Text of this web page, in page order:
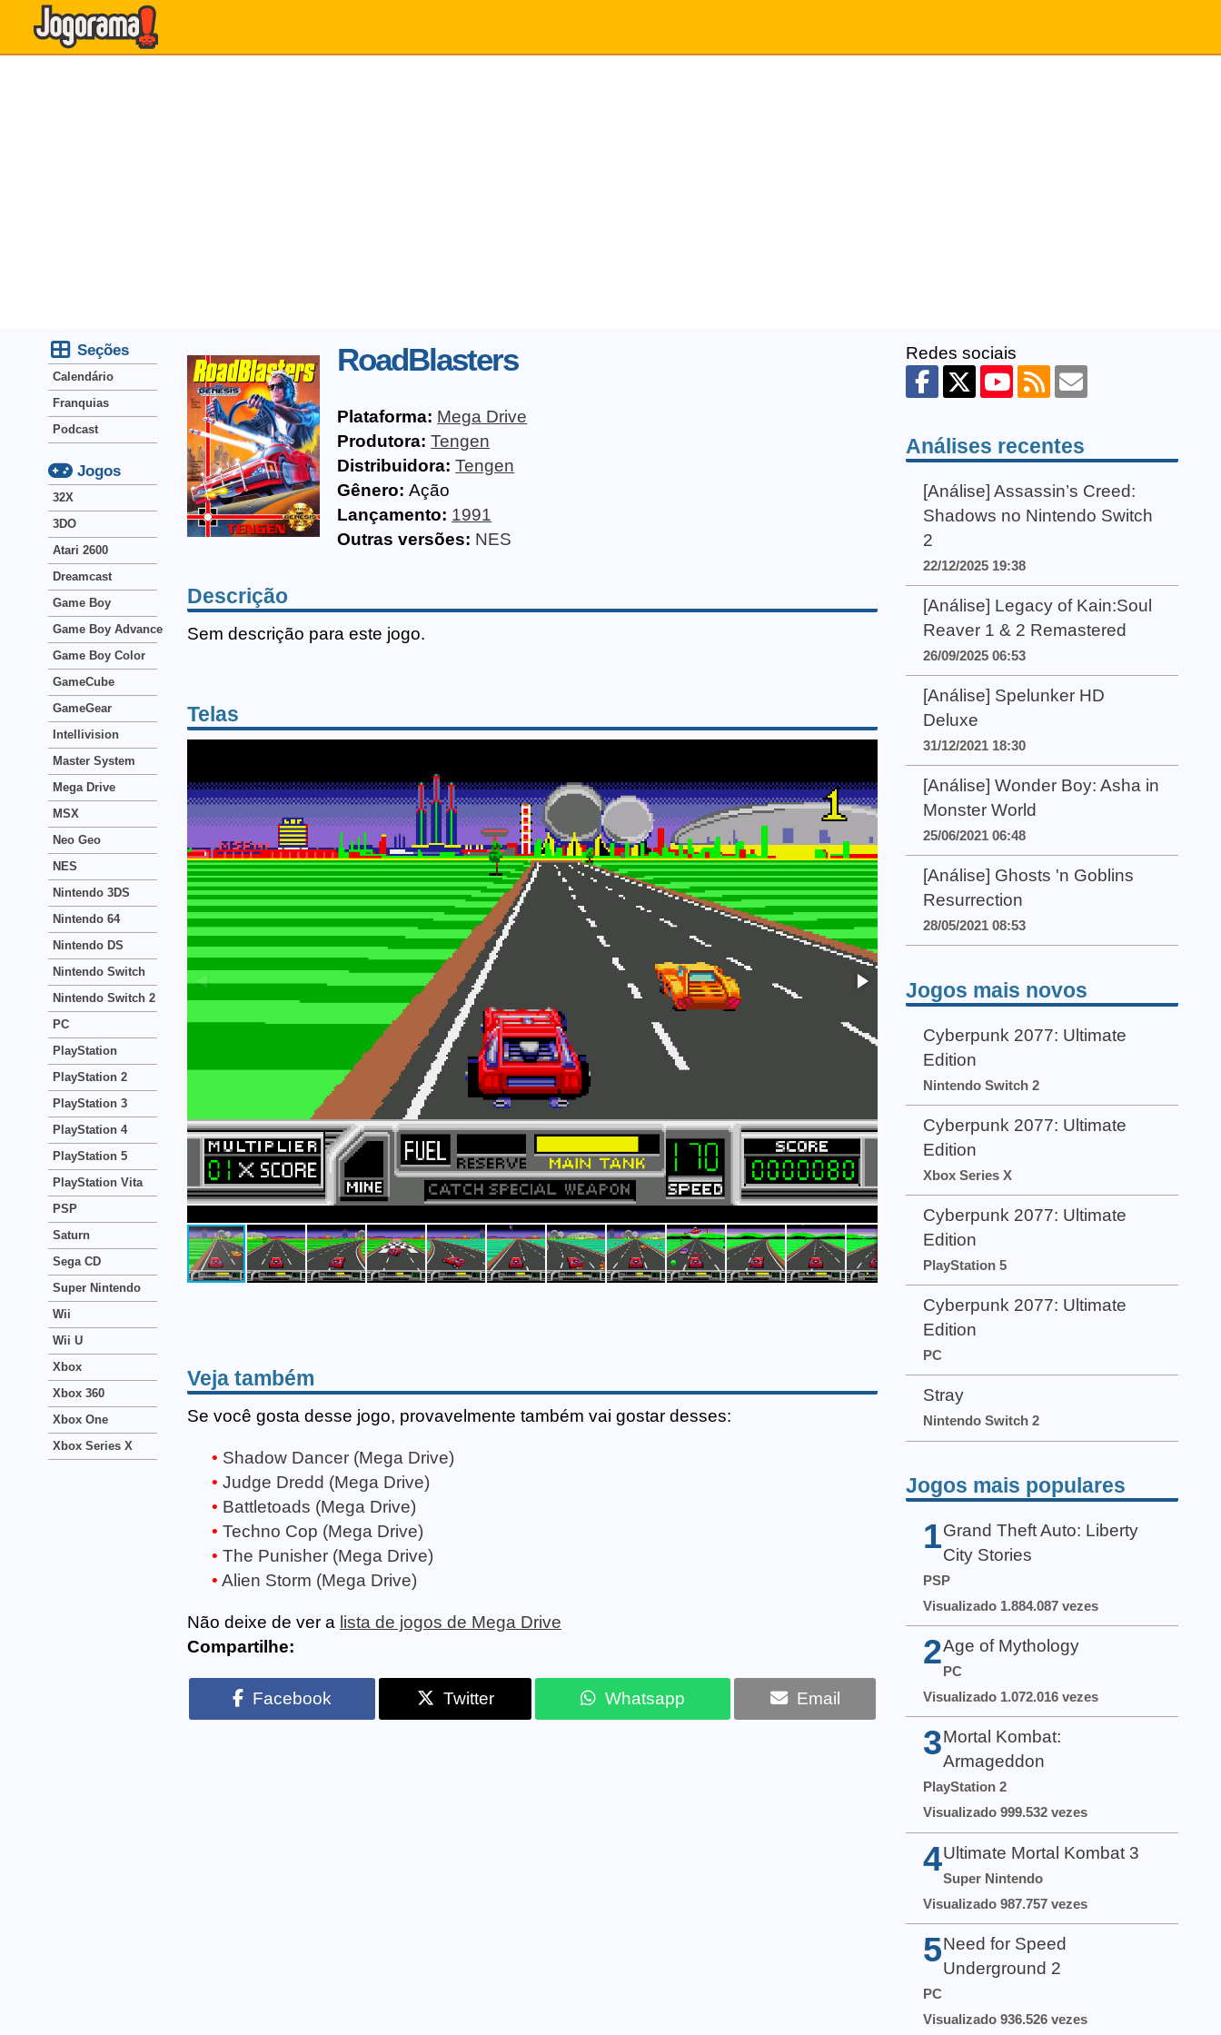
RoadBlasters
Plataforma: Mega Drive
Produtora: Tengen
Distribuidora: Tengen
Gênero: Ação
Lançamento: 1991
Outras versões: NES
Descrição
Sem descrição para este jogo.
Telas
Veja também
Se você gosta desse jogo, provavelmente também vai gostar desses:
Shadow Dancer (Mega Drive)
Judge Dredd (Mega Drive)
Battletoads (Mega Drive)
Techno Cop (Mega Drive)
The Punisher (Mega Drive)
Alien Storm (Mega Drive)
Não deixe de ver a lista de jogos de Mega Drive
Compartilhe:
Facebook Twitter Whatsapp Email
Seções
Calendário
Franquias
Podcast
Jogos
32X
3DO
Atari 2600
Dreamcast
Game Boy
Game Boy Advance
Game Boy Color
GameCube
GameGear
Intellivision
Master System
Mega Drive
MSX
Neo Geo
NES
Nintendo 3DS
Nintendo 64
Nintendo DS
Nintendo Switch
Nintendo Switch 2
PC
PlayStation
PlayStation 2
PlayStation 3
PlayStation 4
PlayStation 5
PlayStation Vita
PSP
Saturn
Sega CD
Super Nintendo
Wii
Wii U
Xbox
Xbox 360
Xbox One
Xbox Series X
Redes sociais
Análises recentes
[Análise] Assassin’s Creed:
Shadows no Nintendo Switch
2
22/12/2025 19:38
[Análise] Legacy of Kain:Soul
Reaver 1 & 2 Remastered
26/09/2025 06:53
[Análise] Spelunker HD
Deluxe
31/12/2021 18:30
[Análise] Wonder Boy: Asha in
Monster World
25/06/2021 06:48
[Análise] Ghosts 'n Goblins
Resurrection
28/05/2021 08:53
Jogos mais novos
Cyberpunk 2077: Ultimate
Edition
Nintendo Switch 2
Cyberpunk 2077: Ultimate
Edition
Xbox Series X
Cyberpunk 2077: Ultimate
Edition
PlayStation 5
Cyberpunk 2077: Ultimate
Edition
PC
Stray
Nintendo Switch 2
Jogos mais populares
1 Grand Theft Auto: Liberty
City Stories
PSP
Visualizado 1.884.087 vezes
2Age of Mythology
PC
Visualizado 1.072.016 vezes
3 Mortal Kombat:
Armageddon
PlayStation 2
Visualizado 999.532 vezes
4 Ultimate Mortal Kombat 3
Super Nintendo
Visualizado 987.757 vezes
5 Need for Speed
Underground 2
PC
Visualizado 936.526 vezes